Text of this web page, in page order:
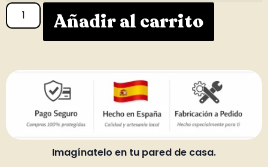
Añadir al carrito
Imagínatelo en tu pared de casa.